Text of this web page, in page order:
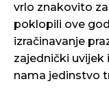
vrlo znakovito
poklopili ove
izračinavanje
zajednički uvijek
nama jedinstvo